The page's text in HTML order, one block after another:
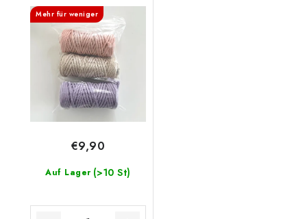
Mehr für weniger
Auf Lager (>10 St)
€9,90